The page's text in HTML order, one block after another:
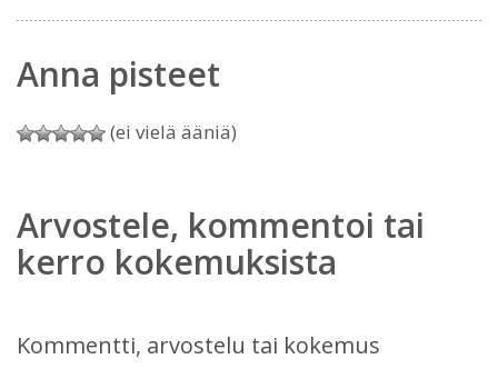
Anna pisteet
(ei vielä ääniä)
Arvostele, kommentoi tai
kerro kokemuksista
Kommentti, arvostelu tai kokemus